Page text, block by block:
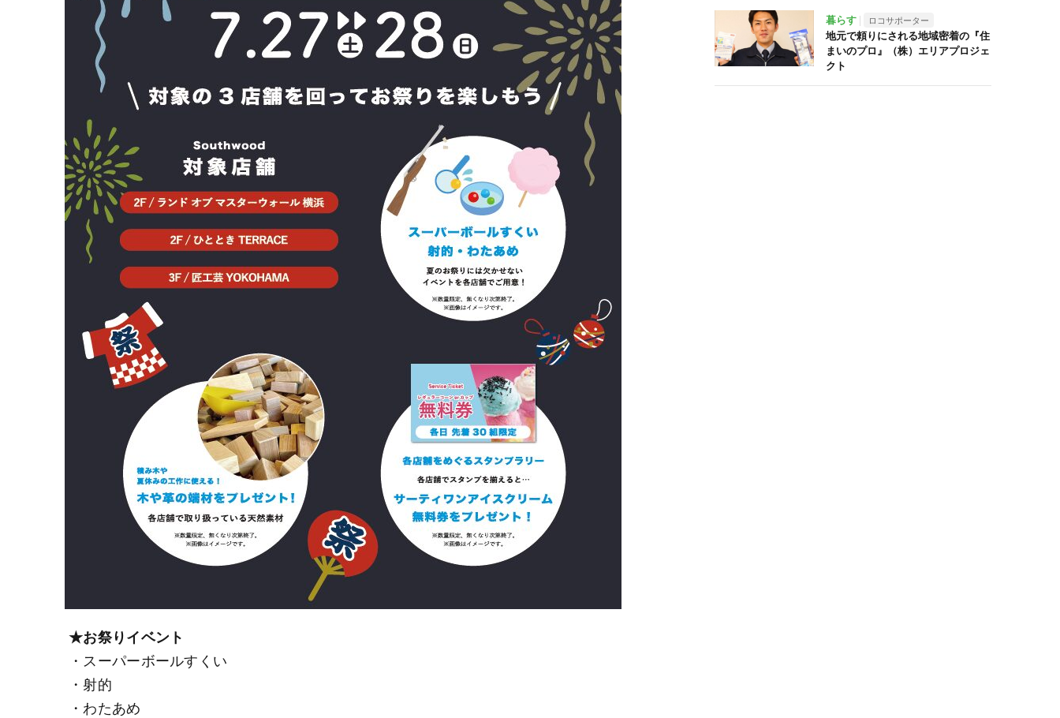
★お祭りイベント
・スーパーボールすくい
・射的
・わたあめ
暮らす ロコサポーター
地元で頼りにされる地域密着の『住
まいのプロ』（株）エリアプロジェ
クト